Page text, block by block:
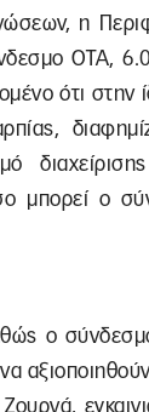
η
ΟΤΑ,
ότι στην
μπορεί ο
ο